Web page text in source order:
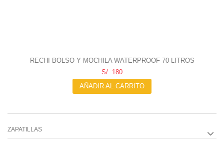
RECHI BOLSO Y MOCHILA WATERPROOF 70 LITROS
S/. 180
AÑADIR AL CARRITO
ZAPATILLAS